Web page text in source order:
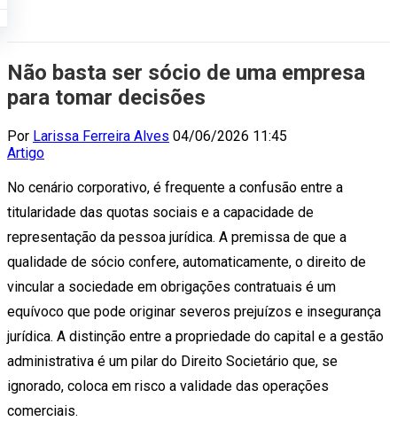
Não basta ser sócio de uma empresa
para tomar decisões
Por Larissa Ferreira Alves 04/06/2026 11:45
Artigo
No cenário corporativo, é frequente a confusão entre a
titularidade das quotas sociais e a capacidade de
representação da pessoa jurídica. A premissa de que a
qualidade de sócio confere, automaticamente, o direito de
vincular a sociedade em obrigações contratuais é um
equívoco que pode originar severos prejuízos e insegurança
jurídica. A distinção entre a propriedade do capital e a gestão
administrativa é um pilar do Direito Societário que, se
ignorado, coloca em risco a validade das operações
comerciais.